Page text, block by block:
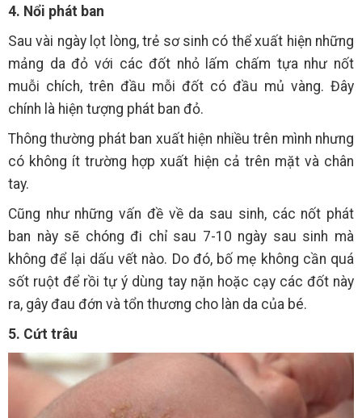
4. Nổi phát ban
Sau vài ngày lọt lòng, trẻ sơ sinh có thể xuất hiện những
mảng da đỏ với các đốt nhỏ lấm chấm tựa như nốt
muỗi chích, trên đầu mỗi đốt có đầu mủ vàng. Đây
chính là hiện tượng phát ban đỏ.
Thông thường phát ban xuất hiện nhiều trên mình nhưng
có không ít trường hợp xuất hiện cả trên mặt và chân
tay.
Cũng như những vấn đề về da sau sinh, các nốt phát
ban này sẽ chóng đi chỉ sau 7-10 ngày sau sinh mà
không để lại dấu vết nào. Do đó, bố mẹ không cần quá
sốt ruột để rồi tự ý dùng tay nặn hoặc cạy các đốt này
ra, gây đau đớn và tổn thương cho làn da của bé.
5. Cứt trâu